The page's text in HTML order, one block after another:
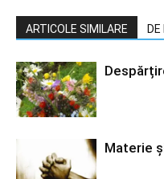
ARTICOLE SIMILARE
Materie